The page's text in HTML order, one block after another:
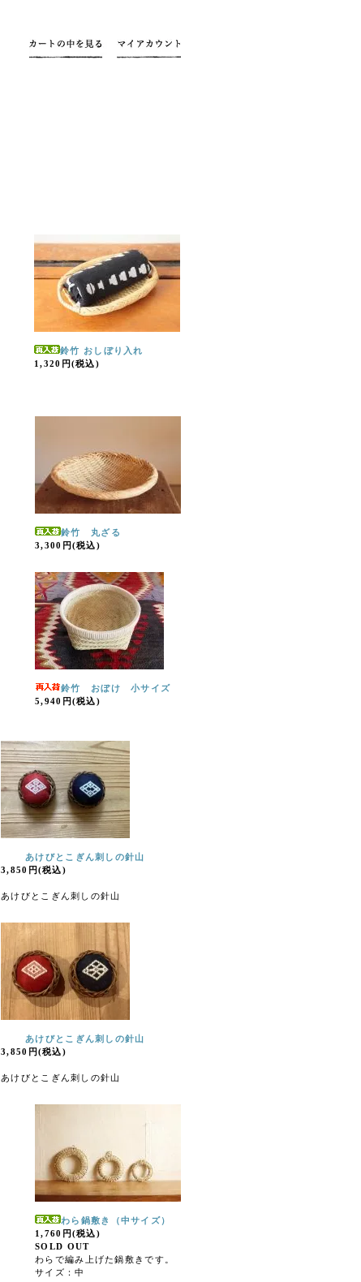
鈴竹 おしぼり入れ
1,320円(税込)
鈴竹 丸ざる
3,300円(税込)
鈴竹 おぼけ 小サイズ
5,940円(税込)
あけびとこぎん刺しの針山
3,850円(税込)
あけびとこぎん刺しの針山
あけびとこぎん刺しの針山
3,850円(税込)
あけびとこぎん刺しの針山
わら鍋敷き（中サイズ）
1,760円(税込)
SOLD OUT
わらで編み上げた鍋敷きです。
サイズ：中